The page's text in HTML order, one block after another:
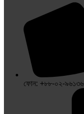
ফোন: +৮৮-০২-